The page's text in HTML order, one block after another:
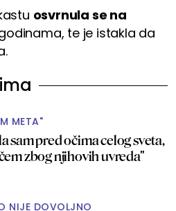
osvrnula se na
te je istakla da
META"
sam pred očima celog sveta,
zbog njihovih uvreda"
NIJE DOVOLJNO